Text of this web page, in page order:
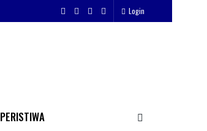
Login
PERISTIWA